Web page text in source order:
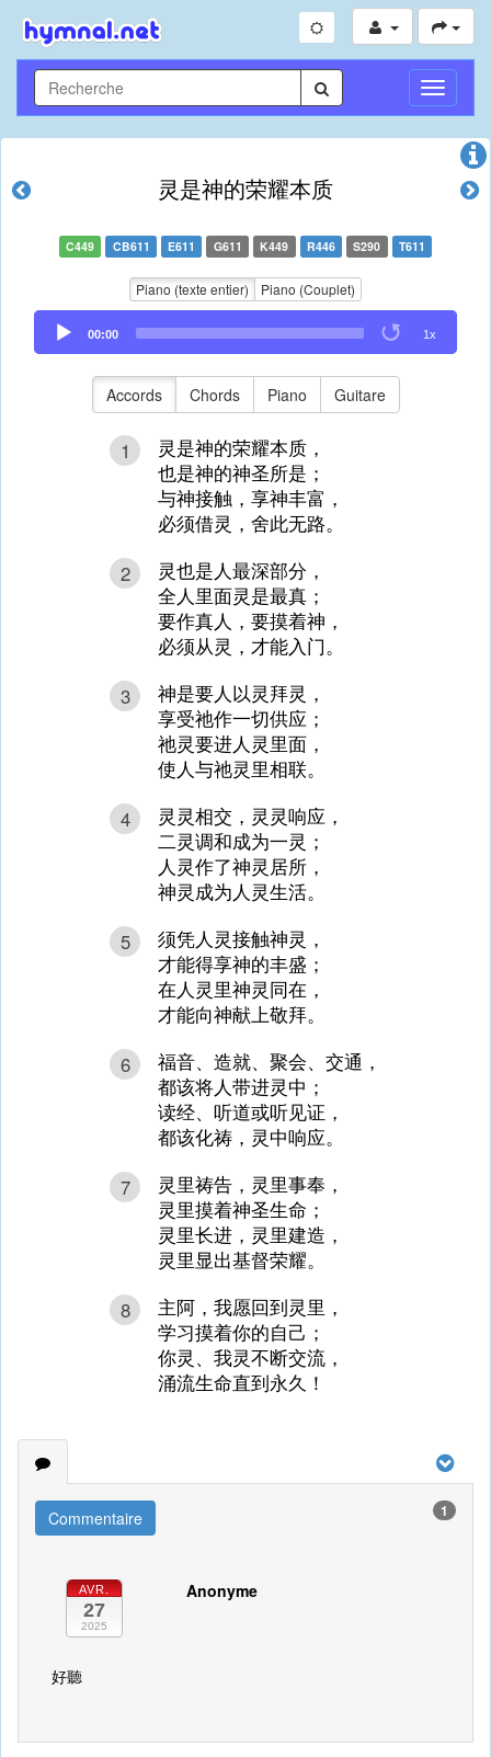
Toggle
灵是神的荣耀本质
C449 CB611 E611 G611 K449 R446 S290 T611
Piano (texte entier) Piano (Couplet)
Audio
Player
00:00 1x
Accords Chords Piano Guitare
1
灵是神的荣耀本质，
也是神的神圣所是；
与神接触，享神丰富，
必须借灵，舍此无路。
2
灵也是人最深部分，
全人里面灵是最真；
要作真人，要摸着神，
必须从灵，才能入门。
3
神是要人以灵拜灵，
享受祂作一切供应；
祂灵要进人灵里面，
使人与祂灵里相联。
4
灵灵相交，灵灵响应，
二灵调和成为一灵；
人灵作了神灵居所，
神灵成为人灵生活。
5
须凭人灵接触神灵，
才能得享神的丰盛；
在人灵里神灵同在，
才能向神献上敬拜。
6
福音、造就、聚会、交通，
都该将人带进灵中；
读经、听道或听见证，
都该化祷，灵中响应。
7
灵里祷告，灵里事奉，
灵里摸着神圣生命；
灵里长进，灵里建造，
灵里显出基督荣耀。
8
主阿，我愿回到灵里，
学习摸着你的自己；
你灵、我灵不断交流，
涌流生命直到永久！
Commentaire 1
AVR.
27
2025
Anonyme
好聽